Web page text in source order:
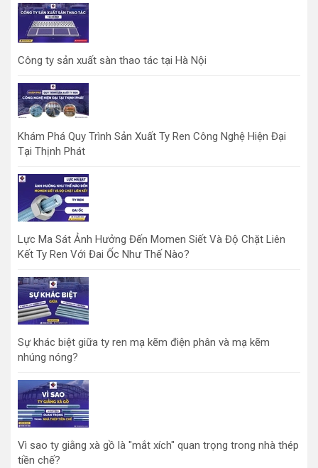
Công ty sản xuất sàn thao tác tại Hà Nội
Khám Phá Quy Trình Sản Xuất Ty Ren Công Nghệ Hiện Đại
Tại Thịnh Phát
Lực Ma Sát Ảnh Hưởng Đến Momen Siết Và Độ Chặt Liên
Kết Ty Ren Với Đai Ốc Như Thế Nào?
Sự khác biệt giữa ty ren mạ kẽm điện phân và mạ kẽm
nhúng nóng?
Vì sao ty giằng xà gồ là "mắt xích" quan trọng trong nhà thép
tiền chế?